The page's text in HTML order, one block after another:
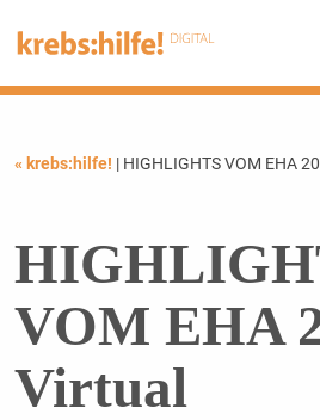
« krebs:hilfe! | HIGHLIGHTS VOM EHA
VOM EHA
Virtual